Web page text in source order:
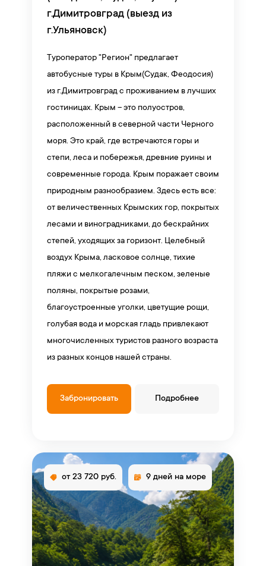
г.Димитровград (выезд из
г.Ульяновск)
Туроператор "Регион" предлагает
автобусные туры в Крым(Судак, Феодосия)
из г.Димитровград с проживанием в лучших
гостиницах. Крым – это полуостров,
расположенный в северной части Черного
моря. Это край, где встречаются горы и
степи, леса и побережья, древние руины и
современные города. Крым поражает своим
природным разнообразием. Здесь есть все:
от величественных Крымских гор, покрытых
лесами и виноградниками, до бескрайних
степей, уходящих за горизонт. Целебный
воздух Крыма, ласковое солнце, тихие
пляжи с мелкогалечным песком, зеленые
поляны, покрытые розами,
благоустроенные уголки, цветущие рощи,
голубая вода и морская гладь привлекают
многочисленных туристов разного возраста
из разных концов нашей страны.
Забронировать Подробнее
от 23 720 руб. 9 дней на море